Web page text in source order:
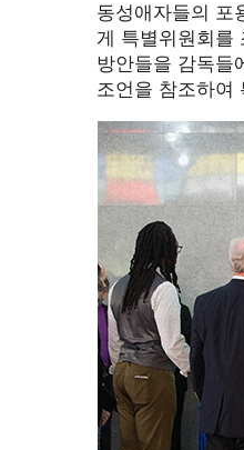
동성애자들의 포
게 특별위원회를
방안들을 감독들
조언을 참조하여